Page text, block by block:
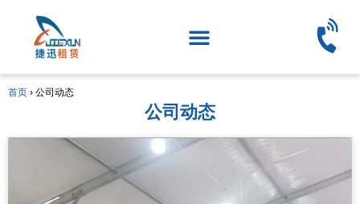
首页 › 公司动态
公司动态